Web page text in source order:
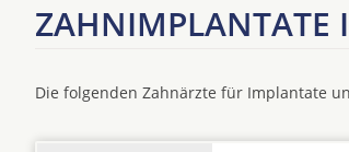
ZAHNIMPLANTATE
Die folgenden Zahnärzte für Implantate